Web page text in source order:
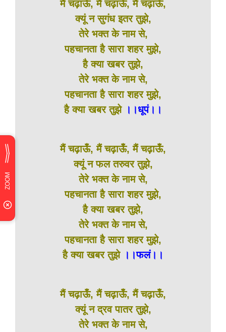
मैं चढ़ाऊँ, मैं चढ़ाऊँ, मैं चढ़ाऊँ,
क्यूं न सुगंध इतर तुझे,
तेरे भक्त के नाम से,
पहचानता है सारा शहर मुझे,
है क्या खबर तुझे,
तेरे भक्त के नाम से,
पहचानता है सारा शहर मुझे,
है क्या खबर तुझे।।धूपं।।
मैं चढ़ाऊँ, मैं चढ़ाऊँ, मैं चढ़ाऊँ,
क्यूं न फल तरुवर तुझे,
तेरे भक्त के नाम से,
पहचानता है सारा शहर मुझे,
है क्या खबर तुझे,
तेरे भक्त के नाम से,
पहचानता है सारा शहर मुझे,
है क्या खबर तुझे ।।फलं।।
मैं चढ़ाऊँ, मैं चढ़ाऊँ, मैं चढ़ाऊँ,
क्यूं न द्रव पातर तुझे,
तेरे भक्त के नाम से,